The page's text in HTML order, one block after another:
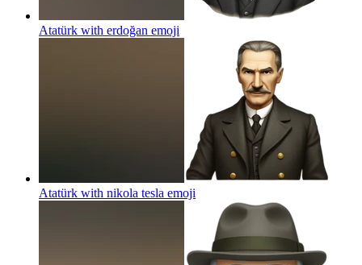
Atatürk with erdoğan emoji
Atatürk with nikola tesla emoji